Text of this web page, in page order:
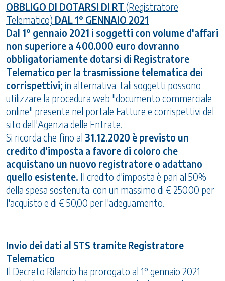
OBBLIGO DI DOTARSI DI RT (Registratore
Telematico) DAL 1° GENNAIO 2021
Dal 1° gennaio 2021 i soggetti con volume d'affari
non superiore a 400.000 euro dovranno
obbligatoriamente dotarsi di Registratore
Telematico per la trasmissione telematica dei
corrispettivi; in alternativa, tali soggetti possono
utilizzare la procedura web "documento commerciale
online" presente nel portale Fatture e corrispettivi del
sito dell'Agenzia delle Entrate.
Si ricorda che fino al 31.12.2020 è previsto un
credito d'imposta a favore di coloro che
acquistano un nuovo registratore o adattano
quello esistente. Il credito d'imposta è pari al 50%
della spesa sostenuta, con un massimo di € 250,00 per
l'acquisto e di € 50,00 per l'adeguamento.
Invio dei dati al STS tramite Registratore
Telematico
Il Decreto Rilancio ha prorogato al 1° gennaio 2021